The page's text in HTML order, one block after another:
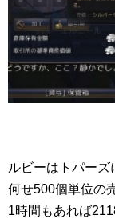
ルビーはトパーズ
何せ500個単位の
1時間もあれば